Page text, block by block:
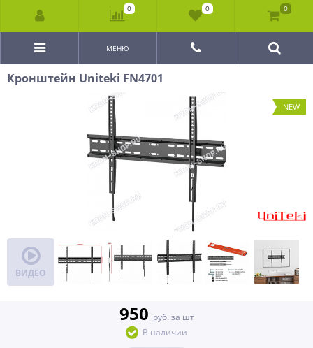
МЕНЮ
Кронштейн Uniteki FN4701
NEW
ВИДЕО
950 руб. за шт
В наличии
0 0 0